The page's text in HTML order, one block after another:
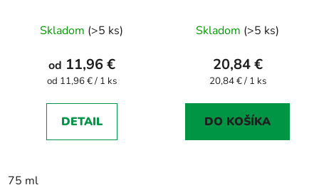
hodnotenie
produktu
je
z
Skladom (>5 ks)
od 11,96 €
Jednotková
od 11,96 € / 1 ks
DETAIL
75 ml
Skladom (>5 ks)
20,84 €
Jednotková
20,84 € / 1 ks
DO KOŠÍKA